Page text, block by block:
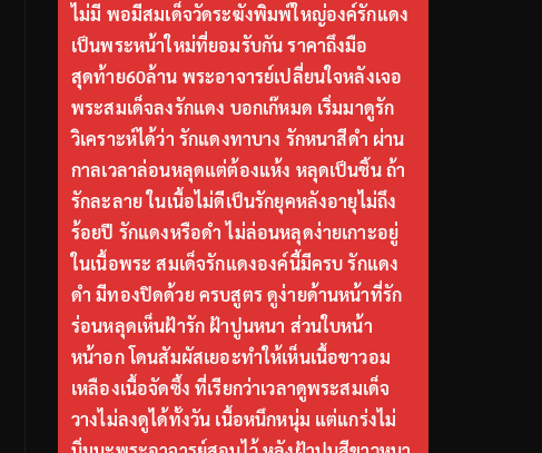
ไม่มี พอมีสมเด็จวัดระฆังพิมพ์ใหญ่องค์รักแดง
เป็นพระหน้าใหม่ที่ยอมรับกัน ราคาถึงมือ
สุดท้าย60ล้าน พระอาจารย์เปลี่ยนใจหลังเจอ
พระสมเด็จลงรักแดง บอกเก๊หมด เริ่มมาดูรัก
วิเคราะห์ได้ว่า รักแดงทาบาง รักหนาสีดำ ผ่าน
กาลเวลาล่อนหลุดแต่ต้องแห้ง หลุดเป็นชิ้น ถ้า
รักละลาย ในเนื้อไม่ดีเป็นรักยุคหลังอายุไม่ถึง
ร้อยปี รักแดงหรือดำ ไม่ล่อนหลุดง่ายเกาะอยู่
ในเนื้อพระ สมเด็จรักแดงองค์นี้มีครบ รักแดง
ดำ มีทองปิดด้วย ครบสูตร ดูง่ายด้านหน้าที่รัก
ร่อนหลุดเห็นฝ้ารัก ฝ้าปูนหนา ส่วนใบหน้า
หน้าอก โดนสัมผัสเยอะทำให้เห็นเนื้อขาวอม
เหลืองเนื้อจัดซึ้ง ที่เรียกว่าเวลาดูพระสมเด็จ
วางไม่ลงดูได้ทั้งวัน เนื้อหนึกหนุ่ม แต่แกร่งไม่